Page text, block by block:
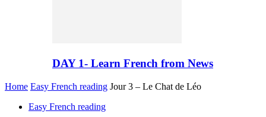
DAY 1- Learn French from News
Home Easy French reading Jour 3 – Le Chat de Léo
Easy French reading